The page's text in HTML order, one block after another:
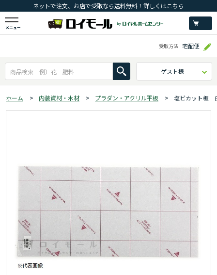
ネットで注文、お店で受取なら送料無料！詳しくはこちら
メニュー
受取方法 宅配便
ゲスト様
ホーム > 内装資材・木材 > プラダン・アクリル平板 > 塩ビカット板